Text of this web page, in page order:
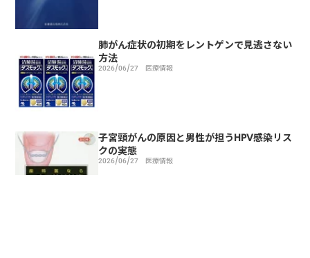
肺がん症状の初期をレントゲンで見逃さない
方法
2026/06/27 医療情報
子宮頸がんの原因と男性が担うHPV感染リス
クの実態
2026/06/27 医療情報